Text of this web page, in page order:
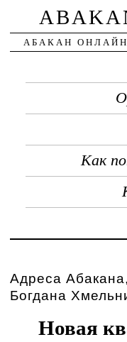
АБАКАН
Как
Адреса
Богдана
Новая